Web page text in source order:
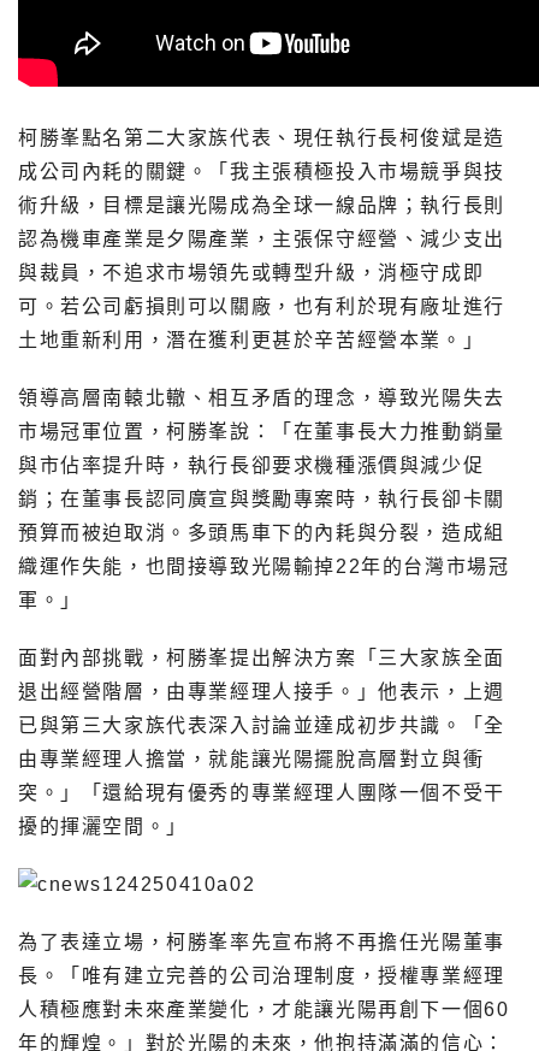
柯勝峯點名第二大家族代表、現任執行長柯俊斌是造
成公司內耗的關鍵。「我主張積極投入市場競爭與技
術升級，目標是讓光陽成為全球一線品牌；執行長則
認為機車產業是夕陽產業，主張保守經營、減少支出
與裁員，不追求市場領先或轉型升級，消極守成即
可。若公司虧損則可以關廠，也有利於現有廠址進行
土地重新利用，潛在獲利更甚於辛苦經營本業。」
領導高層南轅北轍、相互矛盾的理念，導致光陽失去
市場冠軍位置，柯勝峯說：「在董事長大力推動銷量
與市佔率提升時，執行長卻要求機種漲價與減少促
銷；在董事長認同廣宣與獎勵專案時，執行長卻卡關
預算而被迫取消。多頭馬車下的內耗與分裂，造成組
織運作失能，也間接導致光陽輸掉22年的台灣市場冠
軍。」
面對內部挑戰，柯勝峯提出解決方案「三大家族全面
退出經營階層，由專業經理人接手。」他表示，上週
已與第三大家族代表深入討論並達成初步共識。「全
由專業經理人擔當，就能讓光陽擺脫高層對立與衝
突。」「還給現有優秀的專業經理人團隊一個不受干
擾的揮灑空間。」
為了表達立場，柯勝峯率先宣布將不再擔任光陽董事
長。「唯有建立完善的公司治理制度，授權專業經理
人積極應對未來產業變化，才能讓光陽再創下一個60
年的輝煌。」對於光陽的未來，他抱持滿滿的信心：